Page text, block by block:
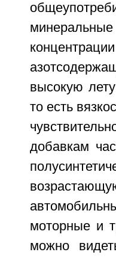
высокую
то есть
добавкам
моторные и
можно